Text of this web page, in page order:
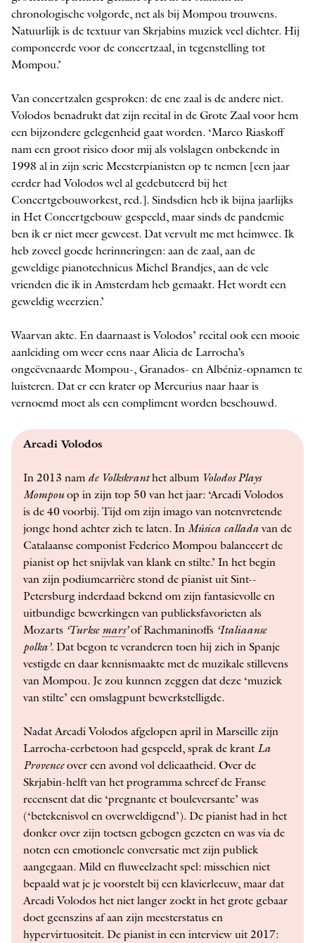
chronologische volgorde, net als bij Mompou trouwens.
Natuurlijk is de textuur van Skrjabins muziek veel dichter. Hij
componeerde voor de concertzaal, in tegenstelling tot
Mompou.’
Van concertzalen gesproken: de ene zaal is de andere niet.
Volodos benadrukt dat zijn recital in de Grote Zaal voor hem
een bijzondere gelegenheid gaat worden. ‘Marco Riaskoff
nam een groot risico door mij als ­volslagen onbekende in
1998 al in zijn serie Meesterpianisten op te nemen [een jaar
eerder had Volodos wel al gedebuteerd bij het
Concertgebouworkest, red.]. Sindsdien heb ik bijna jaarlijks
in Het Concertgebouw gespeeld, maar sinds de pandemie
ben ik er niet meer geweest. Dat vervult me met heimwee. Ik
heb zoveel goede herinneringen: aan de zaal, aan de
geweldige pianotechnicus Michel Brandjes, aan de vele
vrienden die ik in Amsterdam heb gemaakt. Het wordt een
geweldig weerzien.’
Waarvan akte. En daarnaast is Volodos’ recital ook een mooie
aanleiding om weer eens naar Alicia de Larrocha’s
ongeëvenaarde Mompou-, Granados- en Albéniz-opnamen te
luisteren. Dat er een krater op Mercurius naar haar is
vernoemd moet als een compliment worden beschouwd.
Arcadi Volodos
In 2013 nam de Volkskranthet album Volodos Plays
Mompouop in zijn top 50 van het jaar: ‘Arcadi Volodos
is de 40 voorbij. Tijd om zijn imago van notenvretende
jonge hond achter zich te laten. In Música callada van de
Catalaanse ­componist Federico Mompou balanceert de
pianist op het snijvlak van klank en stilte.’ In het begin
van zijn podiumcarrière stond de pianist uit Sint-­
Petersburg inderdaad bekend om zijn fantasievolle en
uitbundige ­bewerkingen van ­publieksfavorieten als
Mozarts ‘Turkse mars’of Rachmaninoffs ‘Italiaanse
polka’. Dat begon te veranderen toen hij zich in Spanje
vestigde en daar kennismaakte met de muzikale stillevens
van Mompou. Je zou kunnen zeggen dat deze ‘muziek
van stilte’ een omslagpunt bewerkstelligde.
Nadat Arcadi Volodos afgelopen april in Marseille zijn
Larrocha-­eerbetoon had gespeeld, sprak de krantLa
Provenceover een avond vol delicaatheid. Over de
Skrjabin-helft van het programma schreef de Franse
recensent dat die ‘pregnante et bouleversante’ was
(‘betekenisvol en overweldigend’). De pianist had in het
donker over zijn toetsen gebogen gezeten en was via de
noten een emotionele conversatie met zijn publiek
aangegaan. Mild en fluweelzacht spel: misschien niet
bepaald wat je je voorstelt bij een klavierleeuw, maar dat
Arcadi ­Volodos het niet langer zoekt in het grote gebaar
doet geenszins af aan zijn meesterstatus en
hypervirtuositeit. De pianist in een interview uit 2017: